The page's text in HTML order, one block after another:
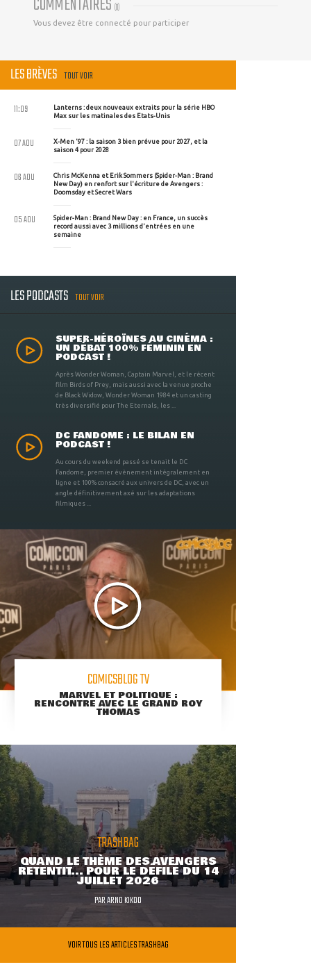
COMMENTAIRES (0)
Vous devez être connecté pour participer
LES BRÈVES TOUT VOIR
Lanterns : deux nouveaux extraits pour la série HBO
Max sur les matinales des Etats-Unis
11:09
X-Men '97 : la saison 3 bien prévue pour 2027, et la
saison 4 pour 2028
07 AOU
Chris McKenna et Erik Sommers (Spider-Man : Brand
New Day) en renfort sur l'écriture de Avengers :
Doomsday et Secret Wars
06 AOU
Spider-Man : Brand New Day : en France, un succès
record aussi avec 3 millions d'entrées en une
semaine
05 AOU
LES PODCASTS TOUT VOIR
SUPER-HÉROÏNES AU CINÉMA :
UN DÉBAT 100% FÉMININ EN
PODCAST !
Après Wonder Woman, Captain Marvel, et le récent
film Birds of Prey, mais aussi avec la venue proche
de Black Widow, Wonder Woman 1984 et un casting
très diversifié pour The Eternals, les ...
DC FANDOME : LE BILAN EN
PODCAST !
Au cours du weekend passé se tenait le DC
Fandome, premier évènement intégralement en
ligne et 100% consacré aux univers de DC, avec un
angle définitivement axé sur les adaptations
filmiques ...
COMICSBLOG TV
MARVEL ET POLITIQUE :
RENCONTRE AVEC LE GRAND ROY
THOMAS
TRASHBAG
QUAND LE THÈME DES AVENGERS
RETENTIT... POUR LE DÉFILÉ DU 14
JUILLET 2026
PARARNO KIKOO
VOIR TOUS LES ARTICLES TRASHBAG